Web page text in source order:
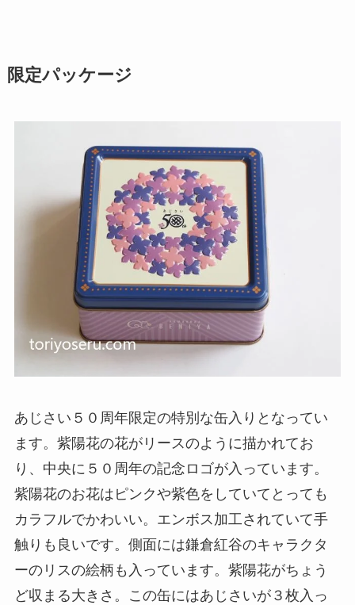
限定パッケージ
あじさい５０周年限定の特別な缶入りとなってい
ます。紫陽花の花がリースのように描かれてお
り、中央に５０周年の記念ロゴが入っています。
紫陽花のお花はピンクや紫色をしていてとっても
カラフルでかわいい。エンボス加工されていて手
触りも良いです。側面には鎌倉紅谷のキャラクタ
ーのリスの絵柄も入っています。紫陽花がちょう
ど収まる大きさ。この缶にはあじさいが３枚入っ